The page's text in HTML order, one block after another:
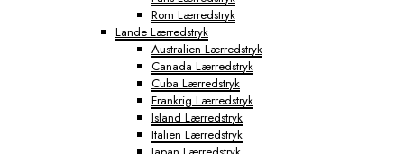
Rom Lærredstryk
Lande Lærredstryk
Australien Lærredstryk
Canada Lærredstryk
Cuba Lærredstryk
Frankrig Lærredstryk
Island Lærredstryk
Italien Lærredstryk